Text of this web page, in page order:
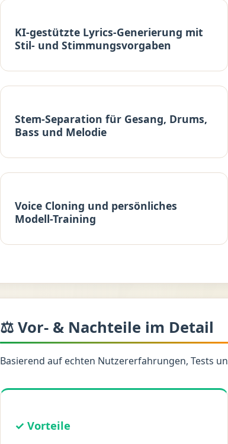
KI-gestützte Lyrics-Generierung mit
Stil- und Stimmungsvorgaben
Stem-Separation für Gesang, Drums,
Bass und Melodie
Voice Cloning und persönliches
Modell-Training
⚖️ Vor- & Nachteile im Detail
Basierend auf echten Nutzererfahrungen, Tests
✓ Vorteile